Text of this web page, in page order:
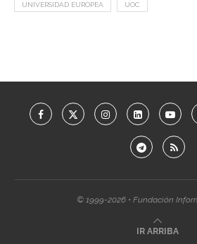
UNIVERSIDAD EUROPEA UOC
© 1999-2026 • Fundación
IR ARRIBA